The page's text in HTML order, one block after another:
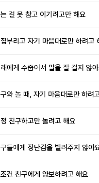
걸 못 참고 이기려고만 해요
부리고 자기 마음대로만 하려고
에게 수줍어서 말을 잘 걸지 않
와 놀 때, 자기 마음대로만 하려
친구하고만 놀려고 해요
들에게 장난감을 빌려주지 않아
건 친구에게 양보하려고 해요